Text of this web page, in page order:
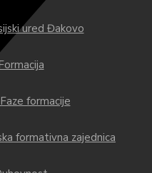
ured Đakovo
Faze formacije
formativna zajednica